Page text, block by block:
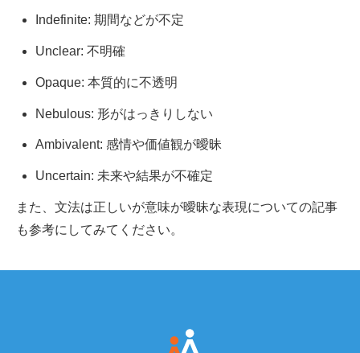
Indefinite: 期間などが不定
Unclear: 不明確
Opaque: 本質的に不透明
Nebulous: 形がはっきりしない
Ambivalent: 感情や価値観が曖昧
Uncertain: 未来や結果が不確定
また、 文法は正しいが意味が曖昧な表現についての記事
も参考にしてみてください。